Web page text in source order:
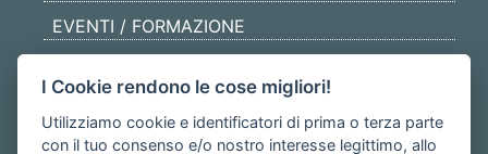
EVENTI / FORMAZIONE
NEWS
BACHECA
I Cookie rendono le cose migliori!
Utilizziamo cookie e identificatori di prima o terza parte
con il tuo consenso e/o nostro interesse legittimo, allo